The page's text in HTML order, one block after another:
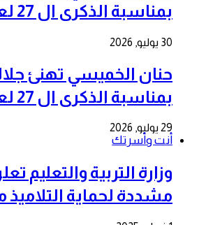
بمناسبة الذكرى ال 27 لعيد العرش
30 يوليو, 2026
حنان الخميسي تهنئ
بمناسبة الذكرى ال 27 لعيد العرش
29 يوليو, 2026
أنت وأسرتك
وزارة التربية والتعليم
مشددة لحماية